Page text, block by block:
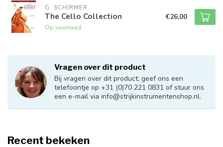
G. SCHIRMER
The Cello Collection
Op voorraad
€26,00
Vragen over dit product
Bij vragen over dit product; geef ons een
telefoontje op +31 (0)70 221 0831 of stuur ons
een e-mail via info@strijkinstrumentenshop.nl.
Recent bekeken